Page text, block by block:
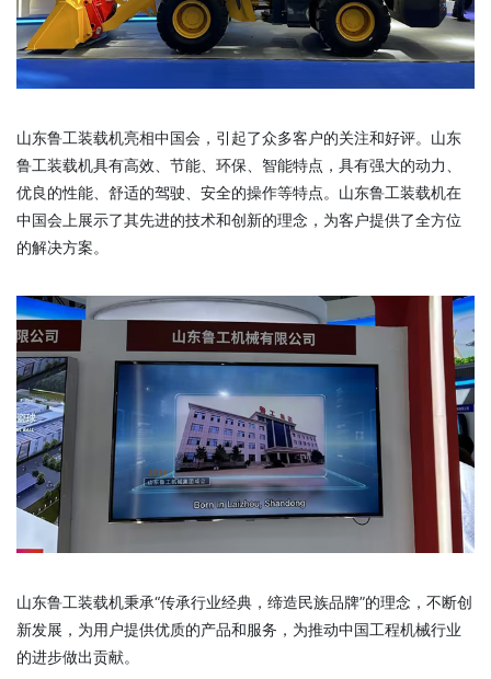
山东鲁工装载机亮相中国会，引起了众多客户的关注和好评。山东
鲁工装载机具有高效、节能、环保、智能特点，具有强大的动力、
优良的性能、舒适的驾驶、安全的操作等特点。山东鲁工装载机在
中国会上展示了其先进的技术和创新的理念，为客户提供了全方位
的解决方案。
山东鲁工装载机秉承“传承行业经典，缔造民族品牌”的理念，不断创
新发展，为用户提供优质的产品和服务，为推动中国工程机械行业
的进步做出贡献。